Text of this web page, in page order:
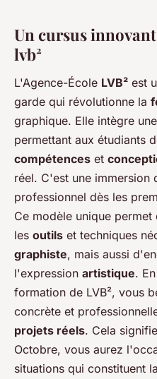
Un cursus
lvb²
L'Agence-École LVB² est
garde qui révolutionne la
graphique. Elle intègre
permettant aux étudiants
compétences et
réel. C'est une immersion
professionnel dès les
Ce modèle unique
les outils et techniques
graphiste, mais aussi
l'expression artistique.
formation de LVB², vous
concrète et
projets réels. Cela
Octobre, vous aurez
situations qui constituent